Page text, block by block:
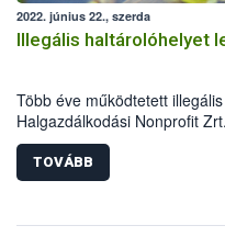
2022. június 22., szerda
Illegális haltárolóhelyet
Több éve működtetett
Halgazdálkodási Nonprofit
halőrei. A Balatonkenesén
pontyot helyezett el a
visszahelyezni a Balatonba.
TOVÁBB